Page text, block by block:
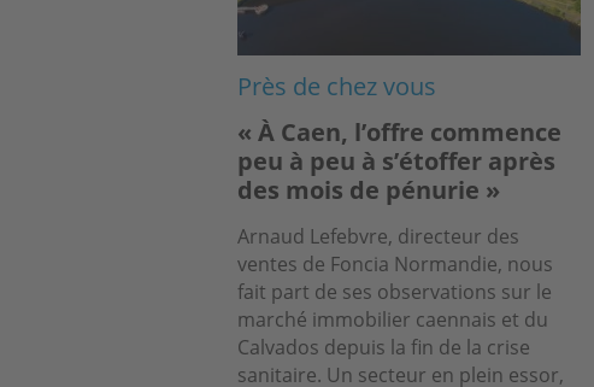
Près de chez vous
« À Caen, l’offre commence
peu à peu à s’étoffer après
des mois de pénurie »
Arnaud Lefebvre, directeur des
ventes de Foncia Normandie, nous
fait part de ses observations sur le
marché immobilier caennais et du
Calvados depuis la fin de la crise
sanitaire. Un secteur en plein essor,